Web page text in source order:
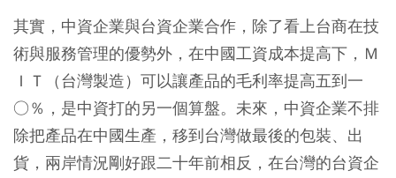
其實，中資企業與台資企業合作，除了看上台商在技
術與服務管理的優勢外，在中國工資成本提高下，Ｍ
ＩＴ（台灣製造）可以讓產品的毛利率提高五到一
○％，是中資打的另一個算盤。未來，中資企業不排
除把產品在中國生產，移到台灣做最後的包裝、出
貨，兩岸情況剛好跟二十年前相反，在台灣的台資企